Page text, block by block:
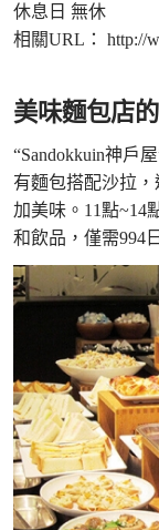
休息日 無休
相關URL： http://
美味麵包店
“Sandokkuin神戶
有麵包搭配沙拉，
加美味。11點~14
和飲品，僅需994